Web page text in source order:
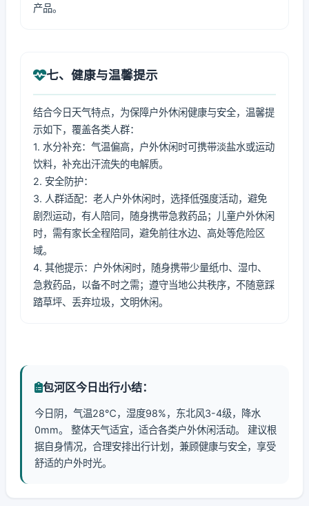
产品。
七、健康与温馨提示
结合今日天气特点，为保障户外休闲健康与安全，温馨提
示如下，覆盖各类人群：
1. 水分补充：气温偏高，户外休闲时可携带淡盐水或运动
饮料，补充出汗流失的电解质。
2. 安全防护：
3. 人群适配：老人户外休闲时，选择低强度活动，避免
剧烈运动，有人陪同，随身携带急救药品；儿童户外休闲
时，需有家长全程陪同，避免前往水边、高处等危险区
域。
4. 其他提示：户外休闲时，随身携带少量纸巾、湿巾、
急救药品，以备不时之需；遵守当地公共秩序，不随意踩
踏草坪、丢弃垃圾，文明休闲。
包河区今日出行小结：
今日阴，气温28℃，湿度98%，东北风3-4级，降水
0mm。 整体天气适宜，适合各类户外休闲活动。 建议根
据自身情况，合理安排出行计划，兼顾健康与安全，享受
舒适的户外时光。